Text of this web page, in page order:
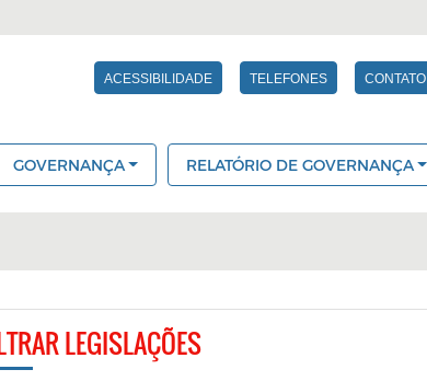
ACESSIBILIDADE TELEFONES CONTATO
GOVERNANÇA RELATÓRIO DE GOVERNANÇA
LEGISLAÇÕES